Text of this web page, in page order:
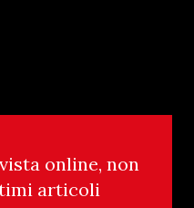
online, non
articoli